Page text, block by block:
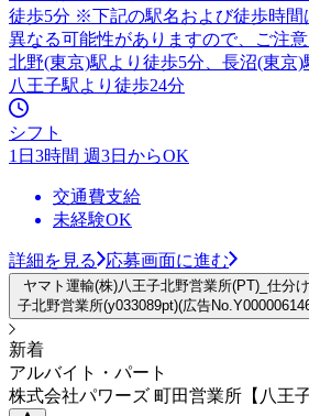
徒歩5分 ※下記の駅名および徒歩時間
異なる可能性がありますので、ご注意
北野(東京)駅より徒歩5分、長沼(東京
八王子駅より徒歩24分
シフト
1日3時間 週3日からOK
交通費支給
未経験OK
詳細を見る 応募画面に進む
ヤマト運輸(株)八王子北野営業所(PT)_仕分
子北野営業所(y033089pt)(広告
新着
アルバイト・パート
株式会社パワーズ 町田営業所【八王